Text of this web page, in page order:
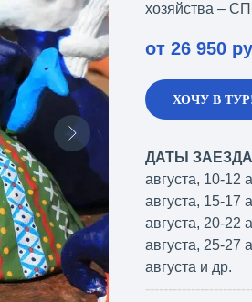
хозяйства –
от 26 950
ХОЧУ В
ДАТЫ ЗАЕЗДА
августа, 10-12
августа, 15-17
августа, 20-22
августа, 25-27
августа и др.